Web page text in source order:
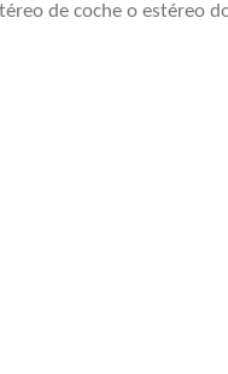
de coche o estéreo